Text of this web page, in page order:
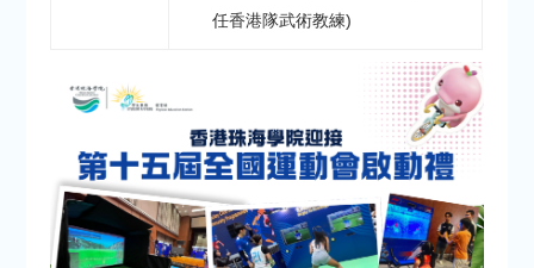
任香港隊武術教練)